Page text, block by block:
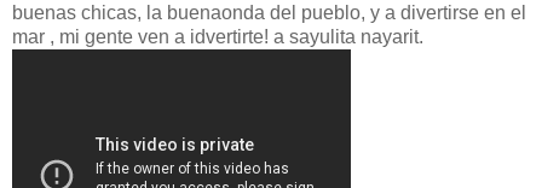
buenas chicas, la buenaonda del pueblo, y a divertirse en el
mar , mi gente ven a idvertirte! a sayulita nayarit.